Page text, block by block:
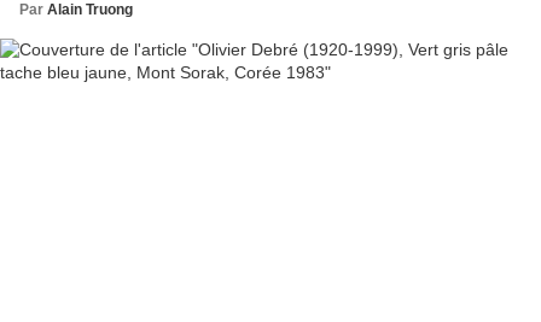
Par Alain Truong